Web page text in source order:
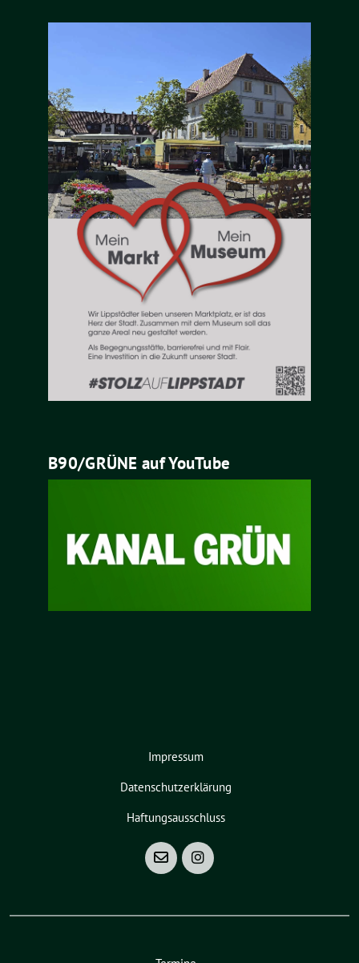
B90/GRÜNE auf YouTube
Impressum
Datenschutzerklärung
Haftungsausschluss